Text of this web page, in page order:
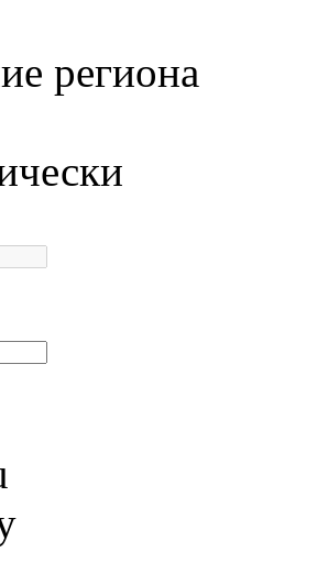
региона